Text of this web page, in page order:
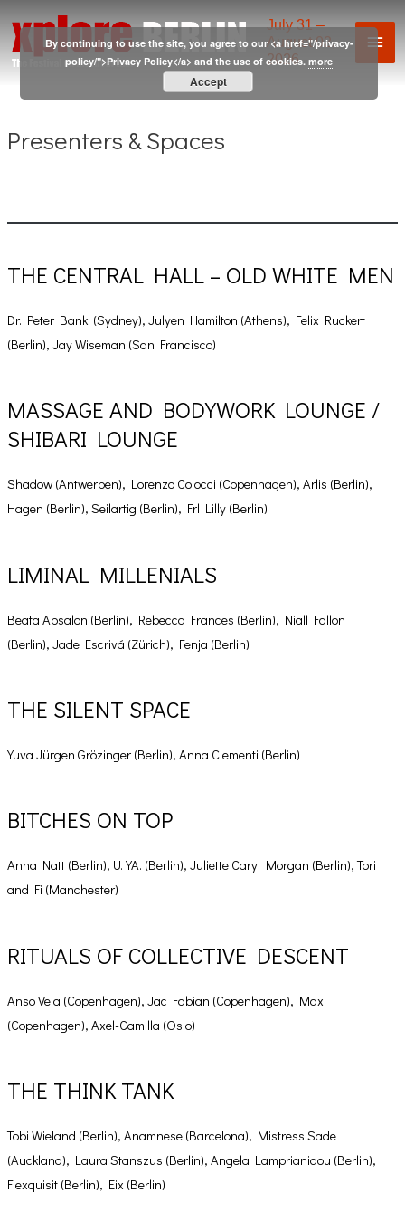
content
July 31 –
August 02,
2026
Presenters & Spaces
THE CENTRAL HALL – OLD WHITE MEN
Dr. Peter Banki (Sydney), Julyen Hamilton (Athens), Felix Ruckert
(Berlin), Jay Wiseman (San Francisco)
MASSAGE AND BODYWORK LOUNGE /
SHIBARI LOUNGE
Shadow (Antwerpen), Lorenzo Colocci (Copenhagen), Arlis (Berlin),
Hagen (Berlin), Seilartig (Berlin), Frl Lilly (Berlin)
LIMINAL MILLENIALS
Beata Absalon (Berlin), Rebecca Frances (Berlin), Niall Fallon
(Berlin), Jade Escrivá (Zürich), Fenja (Berlin)
THE SILENT SPACE
Yuva Jürgen Grözinger (Berlin), Anna Clementi (Berlin)
BITCHES ON TOP
Anna Natt (Berlin), U. YA. (Berlin), Juliette Caryl Morgan (Berlin), Tori
and Fi (Manchester)
RITUALS OF COLLECTIVE DESCENT
Anso Vela (Copenhagen), Jac Fabian (Copenhagen), Max
(Copenhagen), Axel-Camilla (Oslo)
THE THINK TANK
Tobi Wieland (Berlin), Anamnese (Barcelona), Mistress Sade
(Auckland), Laura Stanszus (Berlin), Angela Lamprianidou (Berlin),
Flexquisit (Berlin), Eix (Berlin)
By continuing to use the site, you agree to our <a href="/privacy-
policy/">Privacy Policy</a> and the use of cookies.more
Accept